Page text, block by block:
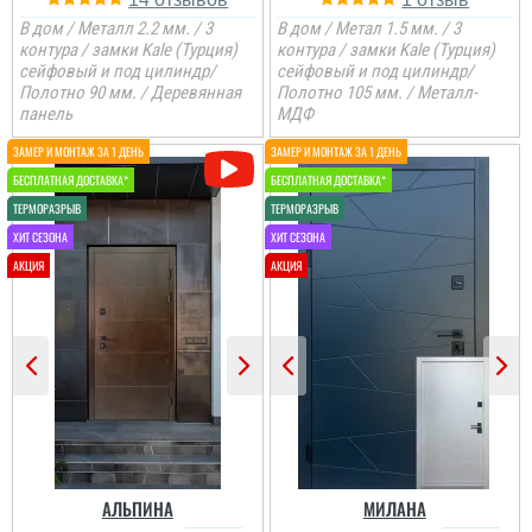
Анжела
3-4 дні і двері вже були
встановлені, причому
так акуратно все
зробили, що в середині
не потрібно робити
відкосів. Фото нище
додаю....
читати всі відгуки
В дом / Металл 2.2 мм. / 3
контура / замки Kale (Турция)
сейфовый и под цилиндр/
Полотно 90 мм. / Деревянная
панель
В дом / Метал 1.5 мм. / 3
контура / замки Kale (Турция)
сейфовый и под цилиндр/
Полотно 105 мм. / Металл-
МДФ
АЛЬПИНА МИЛАНА